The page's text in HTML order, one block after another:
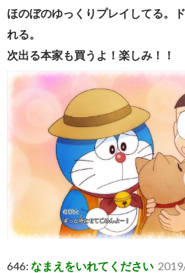
ほのぼのゆっくりプレイしてる。
れる。
次出る本家も買うよ！楽しみ！！
646: なまえをいれてください